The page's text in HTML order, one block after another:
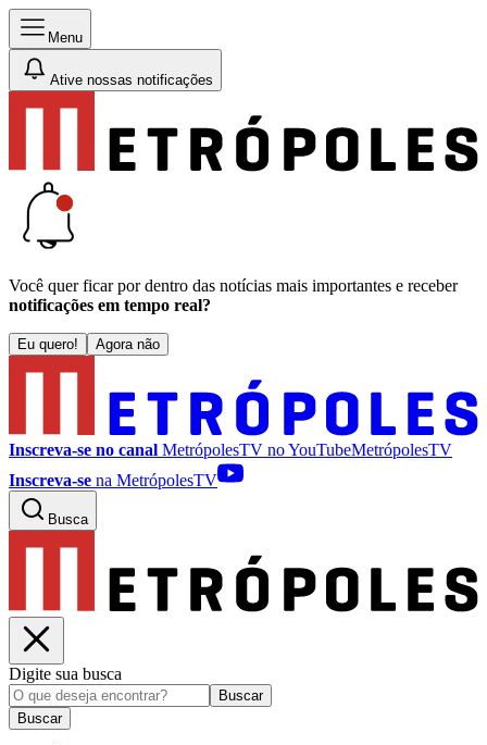
Menu
Ative nossas notificações
Você quer ficar por dentro das notícias mais importantes e receber
notificações em tempo real?
Eu quero! Agora não
Inscreva-se no canal MetrópolesTV noYouTubeMetrópolesTV
Inscreva-se na MetrópolesTV
Busca
Digite sua busca
Buscar
Buscar